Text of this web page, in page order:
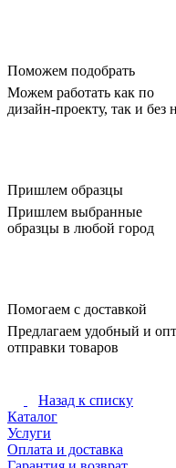
Поможем подобрать
Можем работать как по
дизайн-проекту, так и без
Пришлем образцы
Пришлем выбранные
образцы в любой город
Помогаем с доставкой
Предлагаем удобный и
отправки товаров
Назад к списку
Каталог
Услуги
Оплата и доставка